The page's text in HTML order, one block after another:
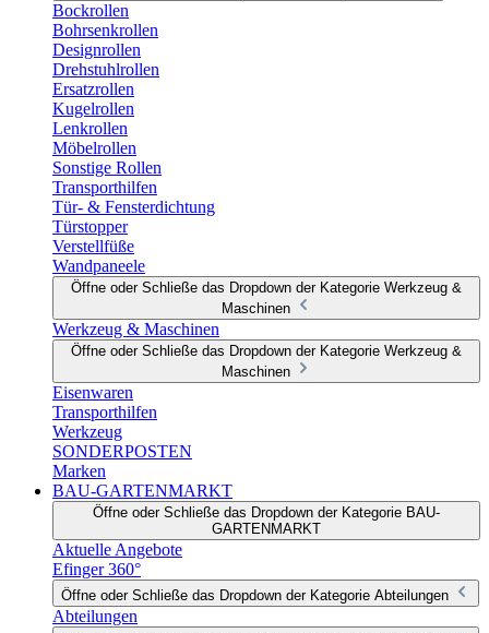
Bockrollen
Bohrsenkrollen
Designrollen
Drehstuhlrollen
Ersatzrollen
Kugelrollen
Lenkrollen
Möbelrollen
Sonstige Rollen
Transporthilfen
Tür- & Fensterdichtung
Türstopper
Verstellfüße
Wandpaneele
Öffne oder Schließe das Dropdown der Kategorie Werkzeug &
Maschinen
Werkzeug & Maschinen
Öffne oder Schließe das Dropdown der Kategorie Werkzeug &
Maschinen
Eisenwaren
Transporthilfen
Werkzeug
SONDERPOSTEN
Marken
BAU-GARTENMARKT
Öffne oder Schließe das Dropdown der Kategorie BAU-
GARTENMARKT
Aktuelle Angebote
Efinger 360°
Öffne oder Schließe das Dropdown der Kategorie Abteilungen
Abteilungen